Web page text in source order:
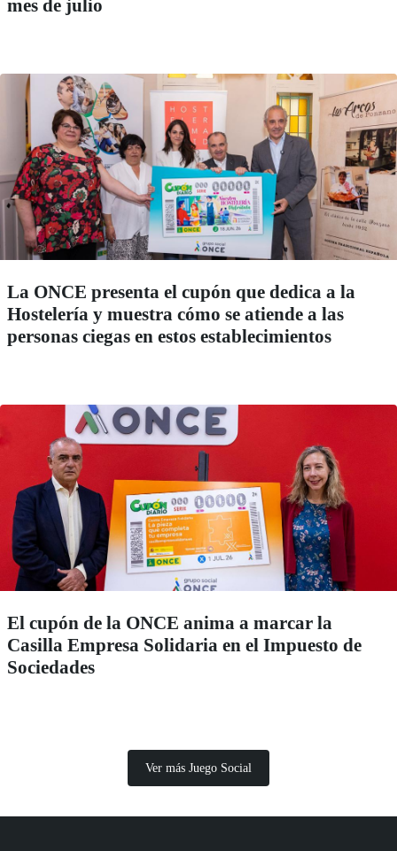
mes de julio
La ONCE presenta el cupón que dedica a la
Hostelería y muestra cómo se atiende a las
personas ciegas en estos establecimientos
El cupón de la ONCE anima a marcar la
Casilla Empresa Solidaria en el Impuesto de
Sociedades
Ver más Juego Social